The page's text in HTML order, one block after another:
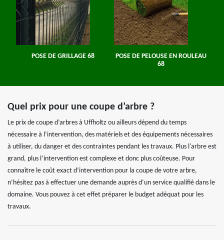
POSE DE GRILLAGE 68
POSE DE PELOUSE EN ROULEAU
68
Quel prix pour une coupe d’arbre ?
Le prix de coupe d’arbres à Uffholtz ou ailleurs dépend du temps
nécessaire à l’intervention, des matériels et des équipements nécessaires
à utiliser, du danger et des contraintes pendant les travaux. Plus l'arbre est
grand, plus l’intervention est complexe et donc plus coûteuse. Pour
connaître le coût exact d’intervention pour la coupe de votre arbre,
n’hésitez pas à effectuer une demande auprès d’un service qualifié dans le
domaine. Vous pouvez à cet effet préparer le budget adéquat pour les
travaux.